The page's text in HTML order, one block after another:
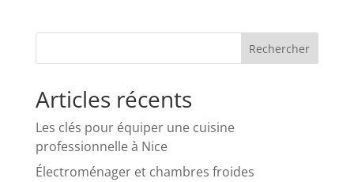
Articles récents
Les clés pour équiper une cuisine
professionnelle à Nice
Électroménager et chambres froides